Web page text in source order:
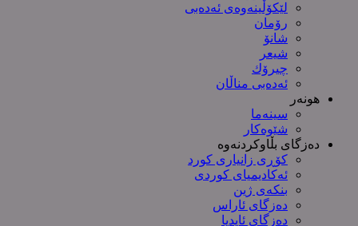
لێکۆڵینەوەی ئەدەبی
رۆمان
شانۆ
شیعر
چیرۆك
ئەدەبی مناڵان
هونەر
سینەما
شێوەکار
دەزگای بڵاوکردنەوە
کۆڕی زانیاری کورد
ئەکادیمیای کوردی
بنکەی ژین
دەزگای ئاراس
دەزگای ئایدیا